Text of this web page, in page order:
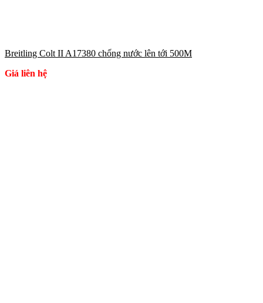
Breitling Colt II A17380 chống nước lên tới 500M
Giá liên hệ